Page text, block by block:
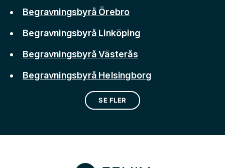
Begravningsbyrå Örebro
Begravningsbyrå Linköping
Begravningsbyrå Västerås
Begravningsbyrå Helsingborg
SE FLER